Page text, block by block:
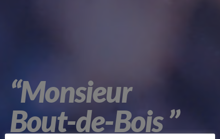
“Monsieur
Bout-de-Bois ’’